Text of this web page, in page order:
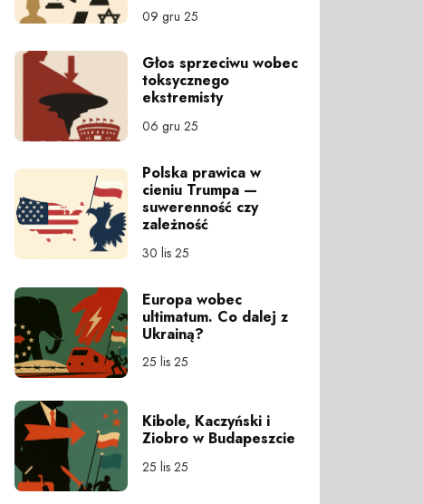
09 gru 25
Głos sprzeciwu wobec
toksycznego
ekstremisty
06 gru 25
Polska prawica w
cieniu Trumpa —
suwerenność czy
zależność
30 lis 25
Europa wobec
ultimatum. Co dalej z
Ukrainą?
25 lis 25
Kibole, Kaczyński i
Ziobro w Budapeszcie
25 lis 25